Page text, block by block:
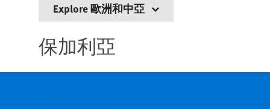
Explore 歐洲和中亞
保加利亞